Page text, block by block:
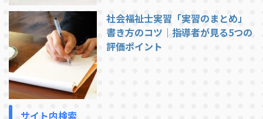
社会福祉士実習「実習のまとめ」
書き方のコツ｜指導者が見る5つの
評価ポイント
サイト内検索